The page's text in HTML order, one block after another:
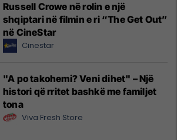
Russell Crowe në rolin e një
shqiptari në filmin e ri “The Get Out”
në CineStar
Cinestar
"A po takohemi? Veni dihet" – Një
histori që rritet bashkë me familjet
tona
Viva Fresh Store